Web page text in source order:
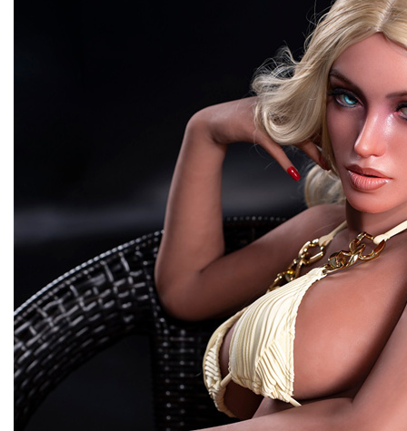
Ferme et serré? Doux et bancal? Quelque part entre les
Fossettes, cellulite, Smooth as Silk - Tous les détails sont
jouer. C'est le genre de cul qui ferait même le héros
déposer son épée et mendier un morceau.